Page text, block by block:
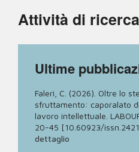
Attività di ricerca
Ultime
Faleri, C. (2026). Oltre lo
sfruttamento: caporalato
lavoro intellettuale.
20-45 [10.60923/
dettaglio